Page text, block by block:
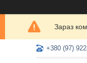
Зараз
+380 (97)